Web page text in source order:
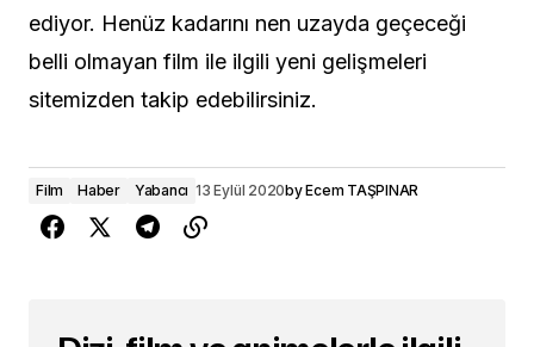
ediyor. Henüz kadarını nen uzayda geçeceği
belli olmayan film ile ilgili yeni gelişmeleri
sitemizden takip edebilirsiniz.
Film Haber Yabancı 13 Eylül 2020byEcem TAŞPINAR